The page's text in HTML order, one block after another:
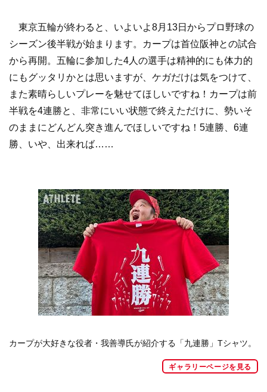
東京五輪が終わると、いよいよ8月13日からプロ野球の
シーズン後半戦が始まります。カープは首位阪神との試合
から再開。五輪に参加した4人の選手は精神的にも体力的
にもグッタリかとは思いますが、ケガだけは気をつけて、
また素晴らしいプレーを魅せてほしいですね！カープは前
半戦を4連勝と、非常にいい状態で終えただけに、勢いそ
のままにどんどん突き進んでほしいですね！5連勝、6連
勝、いや、出来れば……
カープが大好きな役者・我善導氏が紹介する「九連勝」Tシャツ。
ギャラリーページを見る